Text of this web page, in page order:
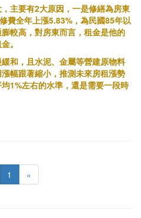
主要有2大原因，一是修繕為房東
費全年上漲5.83%，為民國85年以
較高，對房東而言，租金是他的
。
和，且水泥、金屬等營建原物料
幅跟著縮小，推測未來房租漲勢
1%左右的水準，還是需要一段時
1 »